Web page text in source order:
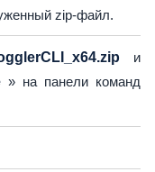
zip-файл.
и
» на панели команд